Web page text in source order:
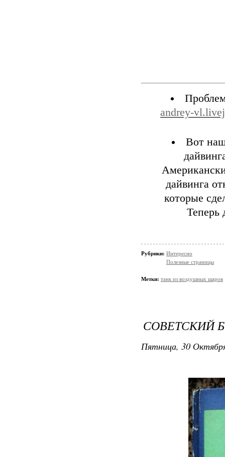
andrey-
Вот
дайвинга
которые
Теперь
Рубрики: Интересно
Полезные страницы
Метки: танк из воздушных шаров
СОВЕТСКИЙ
Пятница, 30